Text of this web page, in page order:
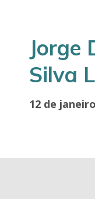
Jorge
Silva
12 de